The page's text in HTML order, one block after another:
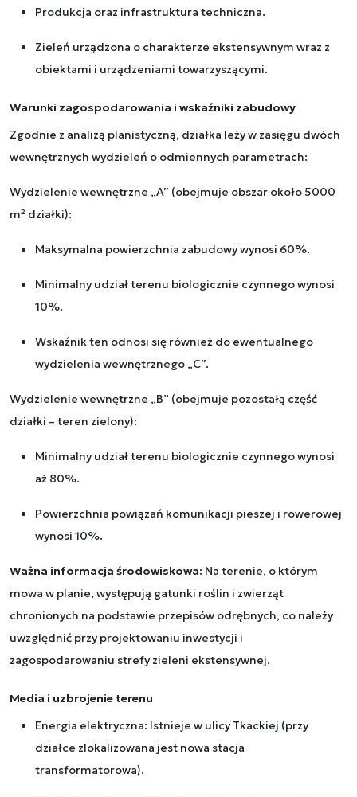
Produkcja oraz infrastruktura techniczna.
Zieleń urządzona o charakterze ekstensywnym wraz z
obiektami i urządzeniami towarzyszącymi.
Warunki zagospodarowania i wskaźniki zabudowy
Zgodnie z analizą planistyczną, działka leży w zasięgu dwóch
wewnętrznych wydzieleń o odmiennych parametrach:
Wydzielenie wewnętrzne „A” (obejmuje obszar około 5000
m² działki):
Maksymalna powierzchnia zabudowy wynosi 60%.
Minimalny udział terenu biologicznie czynnego wynosi
10%.
Wskaźnik ten odnosi się również do ewentualnego
wydzielenia wewnętrznego „C”.
Wydzielenie wewnętrzne „B” (obejmuje pozostałą część
działki – teren zielony):
Minimalny udział terenu biologicznie czynnego wynosi
aż 80%.
Powierzchnia powiązań komunikacji pieszej i rowerowej
wynosi 10%.
Ważna informacja środowiskowa: Na terenie, o którym
mowa w planie, występują gatunki roślin i zwierząt
chronionych na podstawie przepisów odrębnych, co należy
uwzględnić przy projektowaniu inwestycji i
zagospodarowaniu strefy zieleni ekstensywnej.
Media i uzbrojenie terenu
Energia elektryczna: Istnieje w ulicy Tkackiej (przy
działce zlokalizowana jest nowa stacja
transformatorowa).